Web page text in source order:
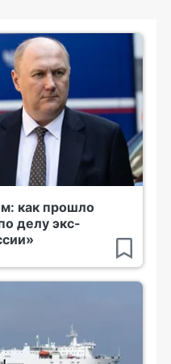
как прошло
делу экс-